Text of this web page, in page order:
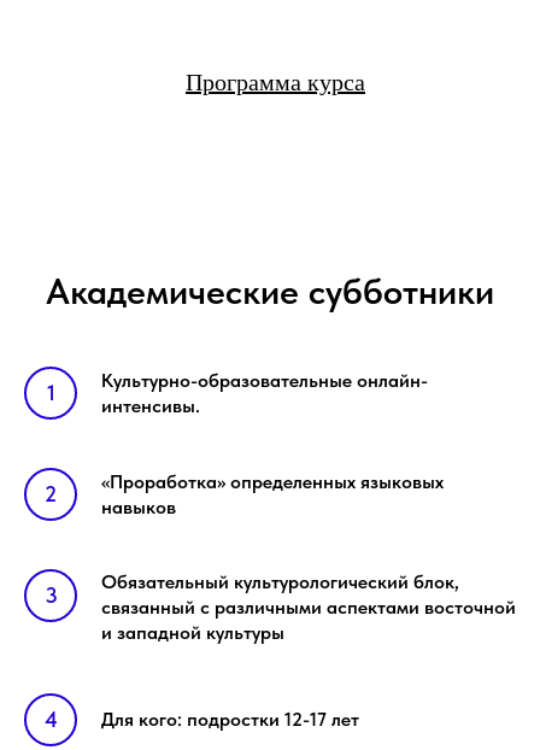
Программа курса
Академические субботники
Культурно-образовательные онлайн-
интенсивы.
«Проработка» определенных языковых
навыков
Обязательный культурологический блок,
связанный с различными аспектами восточной
и западной культуры
Для кого: подростки 12-17 лет